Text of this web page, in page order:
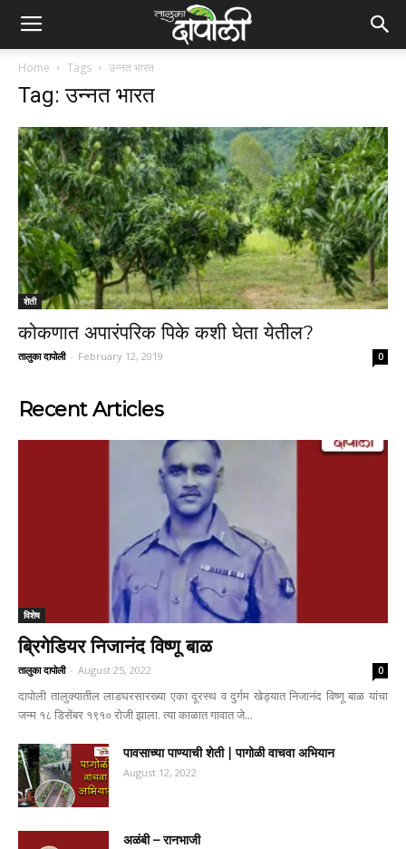
Home Tags उन्नत भारत
Tag: उन्नत भारत
शेती
कोकणात अपारंपरिक पिके कशी घेता येतील?
तालुका दापोली - February 12, 2019 0
Recent Articles
विशेष
ब्रिगेडियर निजानंद विष्णू बाळ
तालुका दापोली - August 25, 2022 0
दापोली तालुक्यातील लाडघरसारख्या एका दूरस्थ व दुर्गम खेड्यात निजानंद विष्णू बाळ यांचा
जन्म १८ डिसेंबर १९१० रोजी झाला. त्या काळात गावात जे...
पावसाच्या पाण्याची शेती | पागोळी वाचवा अभियान
August 12, 2022
अळंबी – रानभाजी